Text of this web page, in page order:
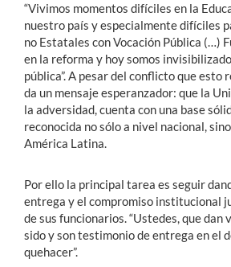
“Vivimos momentos difíciles en la
nuestro país y especialmente difíciles
no Estatales con Vocación Pública (…)
en la reforma y hoy somos
pública”. A pesar del conflicto que esto
da un mensaje esperanzador: que la
la adversidad, cuenta con una base
reconocida no sólo a nivel nacional,
América Latina.
Por ello la principal tarea es seguir
entrega y el compromiso institucional
de sus funcionarios. “Ustedes, que dan
sido y son testimonio de entrega en el
quehacer”.